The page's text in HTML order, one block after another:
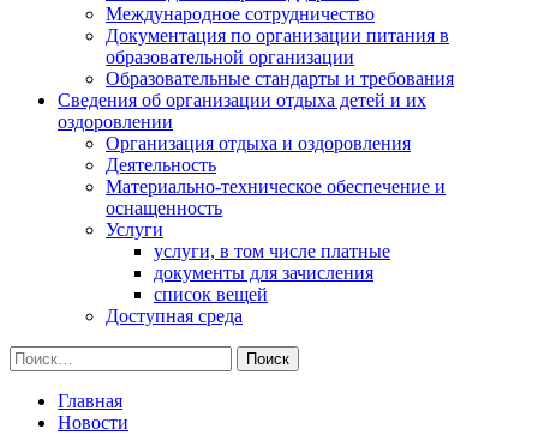
Международное сотрудничество
Документация по организации питания в
образовательной организации
Образовательные стандарты и требования
Сведения об организации отдыха детей и их
оздоровлении
Организация отдыха и оздоровления
Деятельность
Материально-техническое обеспечение и
оснащенность
Услуги
услуги, в том числе платные
документы для зачисления
список вещей
Доступная среда
Найти:
Главная
Новости